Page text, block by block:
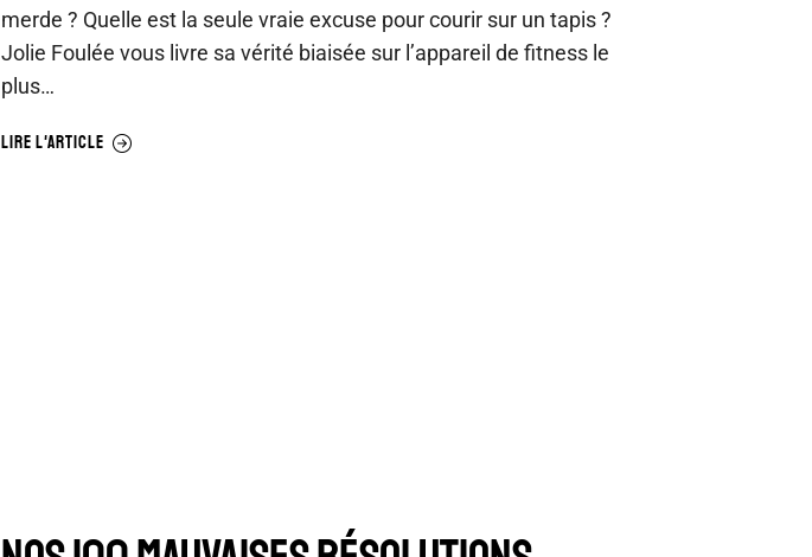
merde ? Quelle est la seule vraie excuse pour courir sur un tapis ?
Jolie Foulée vous livre sa vérité biaisée sur l’appareil de fitness le
plus…
LIRE L'ARTICLE